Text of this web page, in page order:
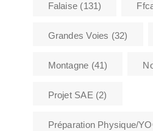
Falaise (131)
Grandes Voies (32)
Montagne (41)
Projet SAE (2)
Préparation Physique/